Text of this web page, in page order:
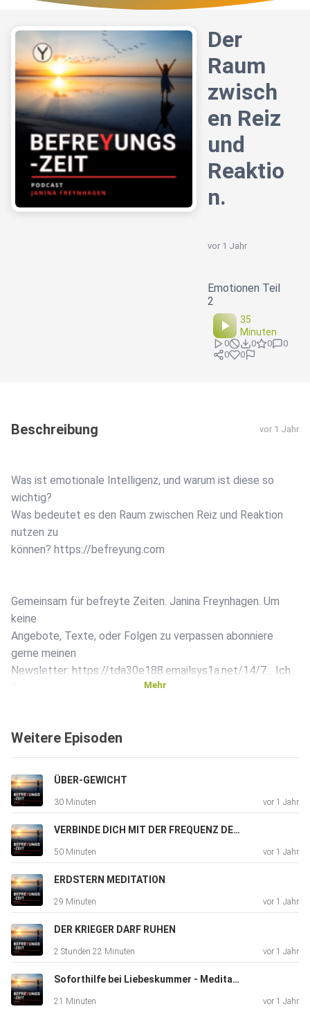
Der
Raum
zwisch
en Reiz
und
Reaktio
n.
vor 1 Jahr
Emotionen Teil
2
35
Minuten
0 0 0
0
0
0
Beschreibung vor 1 Jahr
Was ist emotionale Intelligenz, und warum ist diese so
wichtig?
Was bedeutet es den Raum zwischen Reiz und Reaktion
nutzen zu
können? https://befreyung.com
Gemeinsam für befreyte Zeiten. Janina Freynhagen. Um
keine
Angebote, Texte, oder Folgen zu verpassen abonniere
gerne meinen
Newsletter: https://tda30e188.emailsys1a.net/14/7... Ich
#Emotionen #Gefühle #Persönlichkeitsentwicklung
Mehr
Weitere Episoden
ÜBER-GEWICHT
30 Minuten vor 1 Jahr
VERBINDE DICH MIT DER FREQUENZ DER FÜLLE
50 Minuten vor 1 Jahr
ERDSTERN MEDITATION
29 Minuten vor 1 Jahr
DER KRIEGER DARF RUHEN
2 Stunden 22 Minuten vor 1 Jahr
Soforthilfe bei Liebeskummer - Meditation
21 Minuten vor 1 Jahr